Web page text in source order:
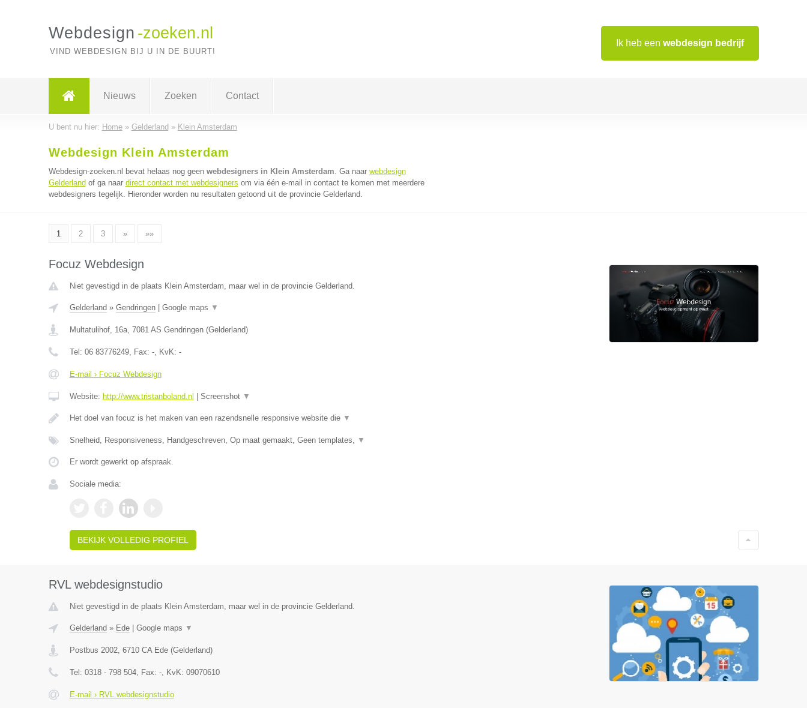
Ik heb een webdesign bedrijf
Webdesign -zoeken.nl
VIND WEBDESIGN BIJ U IN DE BUURT!
Nieuws Zoeken Contact
U bent nu hier: Home» Gelderland » Klein Amsterdam
Webdesign Klein Amsterdam
Webdesign-zoeken.nl bevat helaas nog geen webdesigners in Klein Amsterdam. Ga naar webdesign
Gelderland of ga naar direct contact met webdesigners om via één e-mail in contact te komen met meerdere
webdesigners tegelijk. Hieronder worden nu resultaten getoond uit de provincie Gelderland.
1 2 3 » »»
Focuz Webdesign
Niet gevestigd in de plaats Klein Amsterdam, maar wel in de provincie Gelderland.
Gelderland » Gendringen| Google maps ▼
Multatulihof, 16a, 7081 AS Gendringen(Gelderland)
Tel: 06 83776249, Fax: -, KvK: -
E-mail › Focuz Webdesign
Website: http://www.tristanboland.nl Screenshot ▼
Het doel van focuz is het maken van een razendsnelle responsive website die ▼
Snelheid, Responsiveness, Handgeschreven, Op maat gemaakt, Geen templates, ▼
Er wordt gewerkt op afspraak.
Sociale media:
BEKIJK VOLLEDIG PROFIEL
RVL webdesignstudio
Niet gevestigd in de plaats Klein Amsterdam, maar wel in de provincie Gelderland.
Gelderland » Ede| Google maps ▼
Postbus 2002, 6710 CA Ede(Gelderland)
Tel: 0318 - 798 504, Fax: -, KvK: 09070610
E-mail › RVL webdesignstudio